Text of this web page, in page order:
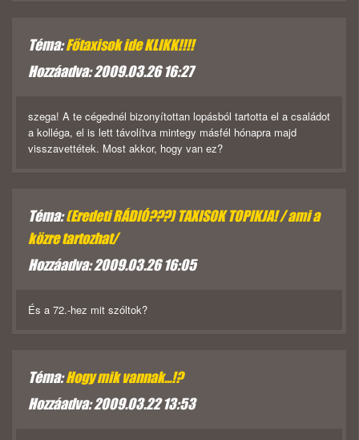
Téma:Főtaxisok ide KLIKK!!!!
Hozzáadva: 2009.03.26 16:27
szega! A te cégednél bizonyítottan lopásból tartotta el a családot
a kolléga, el is lett távolítva mintegy másfél hónapra majd
visszavettétek. Most akkor, hogy van ez?
Téma:(Eredeti RÁDIÓ???) TAXISOK TOPIKJA! / ami a
közre tartozhat/
Hozzáadva: 2009.03.26 16:05
És a 72.-hez mit szóltok?
Téma:Hogy mik vannak...!?
Hozzáadva: 2009.03.22 13:53